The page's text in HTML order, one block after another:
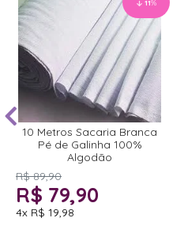
11%
10 Metros Sacaria Branca
Pé de Galinha 100%
Algodão
R$ 89,90
R$ 79,90
4x R$ 19,98